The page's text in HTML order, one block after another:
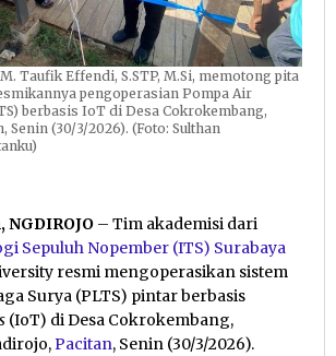
Taufik Effendi, S.STP, M.Si, memotong pita
pengoperasian Pompa Air
berbasis IoT di Desa Cokrokembang,
Senin (30/3/2026). (Foto: Sulthan
– Tim akademisi dari
Sepuluh Nopember (ITS) Surabaya
resmi mengoperasikan sistem
Surya (PLTS) pintar berbasis
(IoT) di Desa Cokrokembang,
Pacitan, Senin (30/3/2026).